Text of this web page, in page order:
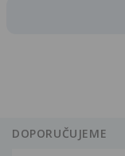
DOPORUČUJEME